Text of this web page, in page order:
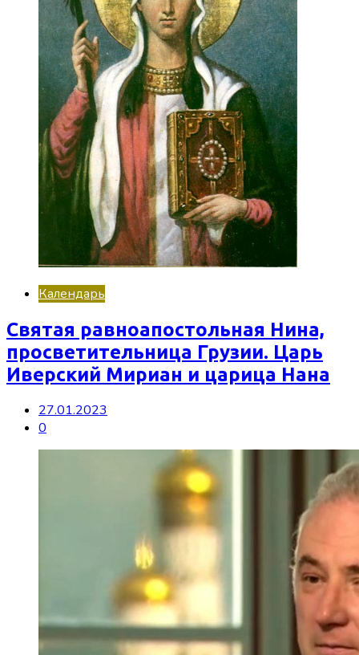
Календарь
Святая равноапостольная Нина,
просветительница Грузии. Царь
Иверский Мириан и царица Нана
27.01.2023
0